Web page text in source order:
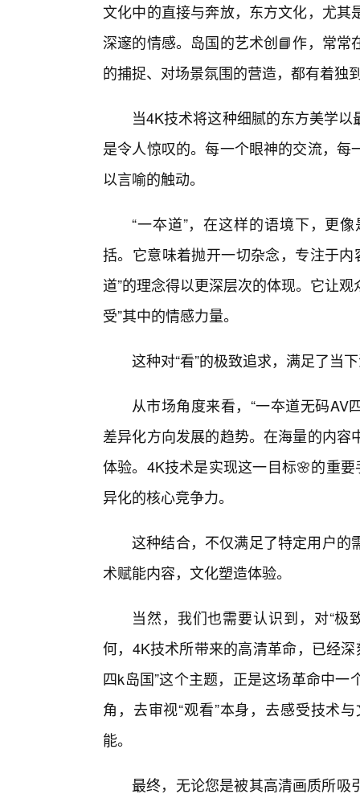
文化中的直接与奔放，东方文化，尤
深邃的情感。岛国的艺术创📘作，常
的捕捉、对场景氛围的营造，都有着独
当4K技术将这种细腻的东方美学
是令人惊叹的。每一个眼神的交流，
以言喻的触动。
“一夲道”，在这样的语境下，更
括。它意味着抛开一切杂念，专注于
道”的理念得以更深层次的体现。它让
受”其中的情感力量。
这种对“看”的极致追求，满足了当
从市场角度来看，“一夲道无码AV
差异化方向发展的趋势。在海量的内
体验。4K技术是实现这一目标🌸的重
异化的核心竞争力。
这种结合，不仅满足了特定用户的
术赋能内容，文化塑造体验。
当然，我们也需要认识到，对“极
何，4K技术所带来的高清革命，已经
四k岛国”这个主题，正是这场革命中
角，去审视“观看”本身，去感受技术
能。
最终，无论您是被其高清画质所吸